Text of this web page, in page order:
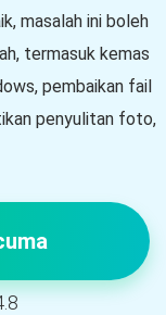
masalah ini boleh
termasuk kemas
pembaikan fail
penyulitan foto,